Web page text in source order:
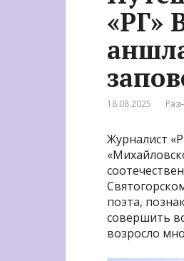
«РГ»
18.08.2025
Журналист
поэта,
совершить
возросло